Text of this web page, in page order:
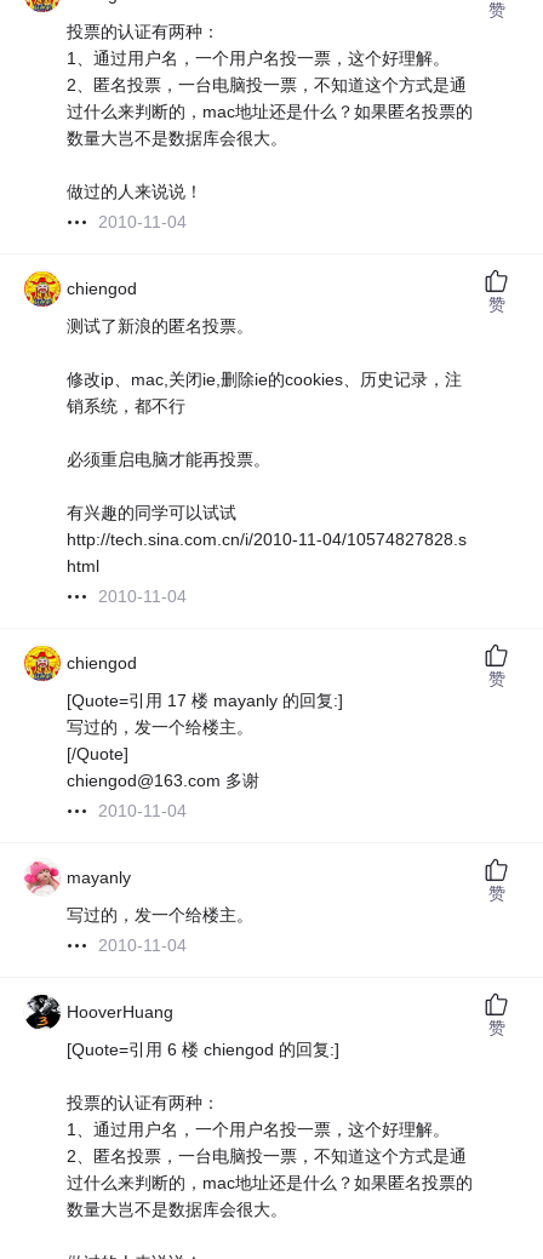
投票的认证有两种：
1、通过用户名，一个用户名投一票，这个好理解。
2、匿名投票，一台电脑投一票，不知道这个方式是通
过什么来判断的，mac地址还是什么？如果匿名投票的
数量大岂不是数据库会很大。
做过的人来说说！
2010-11-04
赞
chiengod
测试了新浪的匿名投票。
修改ip、mac,关闭ie,删除ie的cookies、历史记录，注
销系统，都不行
必须重启电脑才能再投票。
有兴趣的同学可以试试
http://tech.sina.com.cn/i/2010-11-04/10574827828.s
html
2010-11-04
赞
chiengod
[Quote=引用 17 楼 mayanly 的回复:]
写过的，发一个给楼主。
[/Quote]
chiengod@163.com 多谢
2010-11-04
赞
mayanly
写过的，发一个给楼主。
2010-11-04
赞
HooverHuang
[Quote=引用 6 楼 chiengod 的回复:]
投票的认证有两种：
1、通过用户名，一个用户名投一票，这个好理解。
2、匿名投票，一台电脑投一票，不知道这个方式是通
过什么来判断的，mac地址还是什么？如果匿名投票的
数量大岂不是数据库会很大。
赞